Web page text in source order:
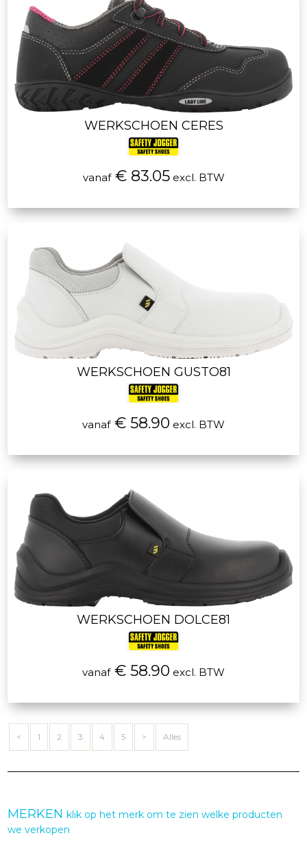
WERKSCHOEN CERES
vanaf€ 83.05excl. BTW
WERKSCHOEN GUSTO81
vanaf€ 58.90 excl. BTW
WERKSCHOEN DOLCE81
vanaf€ 58.90 excl. BTW
< 1 2 3 4 5 > Alles
MERKENklik op het merk om te zien welke producten
we verkopen